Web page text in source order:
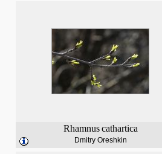
Rhamnus cathartica
Dmitry Oreshkin